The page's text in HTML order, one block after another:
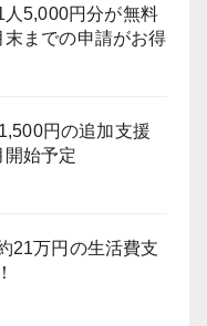
人5,000円分が無料
までの申請がお得
円の追加支援
始予定
21万円の生活費支